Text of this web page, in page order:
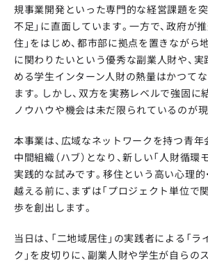
規事業開発といった専門的な経営課題を
不足」に直面しています。一方で、政府が
住」をはじめ、都市部に拠点を置きながら
に関わりたいという優秀な副業人財や、
める学生インターン人財の熱量はかつて
ます。しかし、双方を実務レベルで強固に
ノウハウや機会は未だ限られているのが現
本事業は、広域なネットワークを持つ青
中間組織（ハブ）となり、新しい「人財循環
実践的な試みです。移住という高い心理的
越える前に、まずは「プロジェクト単位で
歩を創出します。
当日は、「二地域居住」の実践者による「ラ
ク」を皮切りに、副業人財や学生が自らの